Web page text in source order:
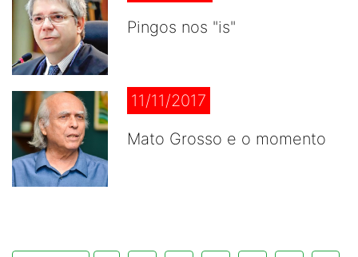
Pingos nos "is"
11/11/2017
Mato Grosso e o momento